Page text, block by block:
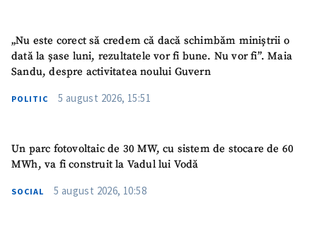
„Nu este corect să credem că dacă schimbăm miniștrii o
dată la șase luni, rezultatele vor fi bune. Nu vor fi”. Maia
Sandu, despre activitatea noului Guvern
POLITIC 5 august 2026, 15:51
Un parc fotovoltaic de 30 MW, cu sistem de stocare de 60
MWh, va fi construit la Vadul lui Vodă
SOCIAL 5 august 2026, 10:58
acord cupolitica de
confidențialitate